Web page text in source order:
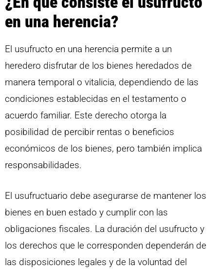
en una herencia?
El usufructo en una herencia permite a un
heredero disfrutar de los bienes heredados de
manera temporal o vitalicia, dependiendo de las
condiciones establecidas en el testamento o
acuerdo familiar. Este derecho otorga la
posibilidad de percibir rentas o beneficios
económicos de los bienes, pero también implica
responsabilidades.
El usufructuario debe asegurarse de mantener los
bienes en buen estado y cumplir con las
obligaciones fiscales. La duración del usufructo y
los derechos que le corresponden dependerán de
las disposiciones legales y de la voluntad del